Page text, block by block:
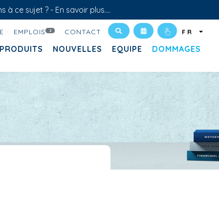
à ce sujet ? - En savoir plus....
EMPLOIS 2 CONTACT FR
PRODUITS NOUVELLES EQUIPE DOMMAGES